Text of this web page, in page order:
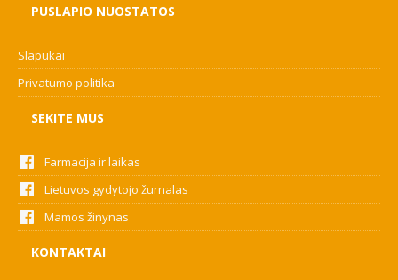
PUSLAPIO NUOSTATOS
Slapukai
Privatumo politika
SEKITE MUS
Farmacija ir laikas
Lietuvos gydytojo žurnalas
Mamos žinynas
KONTAKTAI